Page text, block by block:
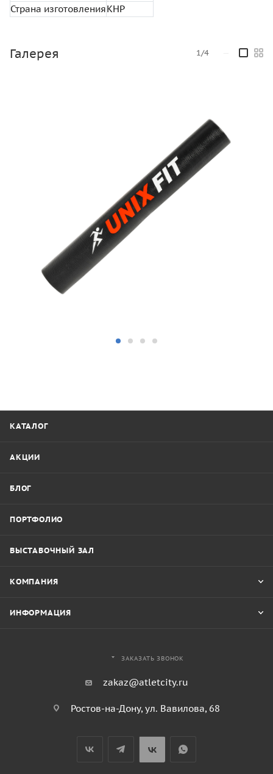
Страна изготовленияКНР
Галерея 1/4
КАТАЛОГ
АКЦИИ
БЛОГ
ПОРТФОЛИО
ВЫСТАВОЧНЫЙ ЗАЛ
КОМПАНИЯ
ИНФОРМАЦИЯ
ЗАКАЗАТЬ ЗВОНОК
zakaz@atletcity.ru
Ростов-на-Дону, ул. Вавилова, 68